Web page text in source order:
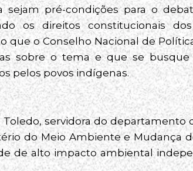
pré-condições para o
os direitos constitucionais
que o Conselho Nacional de
sobre o tema e que se busque
pelos povos indígenas.
servidora do departamento
do Meio Ambiente e Mudança
de alto impacto ambiental